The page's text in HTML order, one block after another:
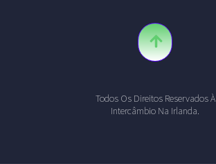
Todos Os Direitos Reservados À
Intercâmbio Na Irlanda.